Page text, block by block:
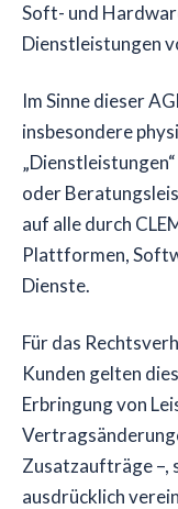
Soft- und
Dienstleistungen
Im Sinne dieser
insbesondere
oder
auf alle durch
Plattformen,
Dienste.
Für das
Kunden gelten
Erbringung von
Zusatzaufträge –,
ausdrücklich